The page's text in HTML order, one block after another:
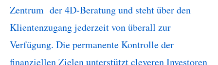
Zentrum der 4D-Beratung und steht über den
Klientenzugang jederzeit von überall zur
Verfügung. Die permanente Kontrolle der
finanziellen Zielen unterstützt cleveren Investoren